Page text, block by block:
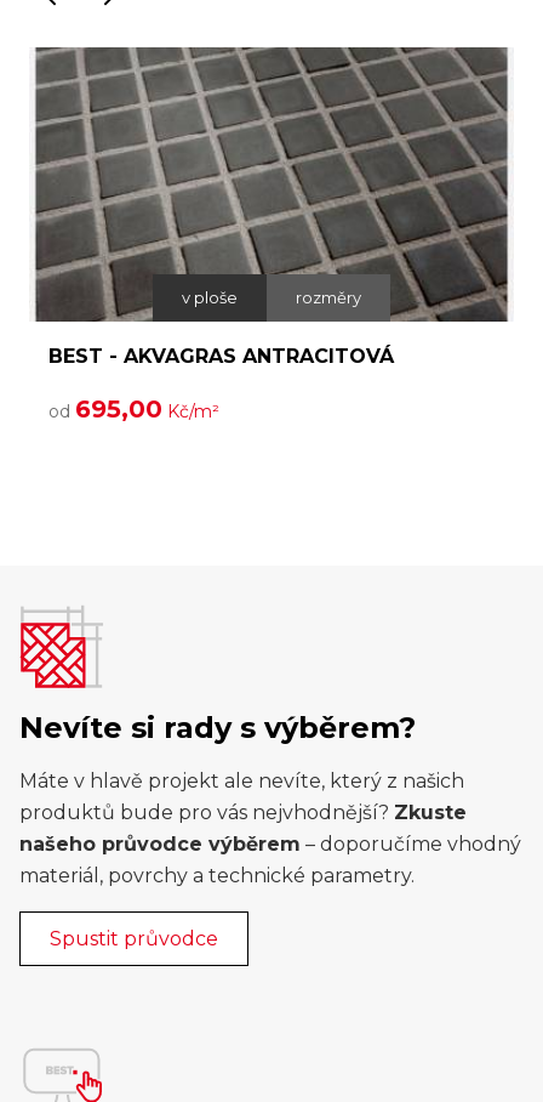
v ploše rozměry
BEST - AKVAGRAS ANTRACITOVÁ
od 695,00 Kč/m²
Nevíte si rady s výběrem?
Máte v hlavě projekt ale nevíte, který z našich
produktů bude pro vás nejvhodnější? Zkuste
našeho průvodce výběrem – doporučíme vhodný
materiál, povrchy a technické parametry.
Spustit průvodce